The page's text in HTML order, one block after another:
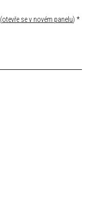
(otevře se v novém panelu) *